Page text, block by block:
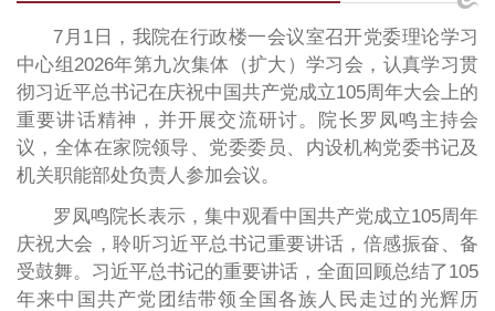
7月1日，我院在行政楼一会议室召开党委理论学习
中心组2026年第九次集体（扩大）学习会，认真学习贯
彻习近平总书记在庆祝中国共产党成立105周年大会上的
重要讲话精神，并开展交流研讨。院长罗凤鸣主持会
议，全体在家院领导、党委委员、内设机构党委书记及
机关职能部处负责人参加会议。
罗凤鸣院长表示，集中观看中国共产党成立105周年
庆祝大会，聆听习近平总书记重要讲话，倍感振奋、备
受鼓舞。习近平总书记的重要讲话，全面回顾总结了105
年来中国共产党团结带领全国各族人民走过的光辉历